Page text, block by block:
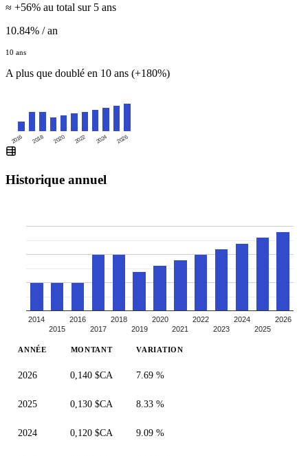
≈ +56% au total sur 5 ans
10.84% / an
10 ans
A plus que doublé en 10 ans (+180%)
2016 2018 2020 2022 2024 2026
Historique annuel
2014
2015
2016
2017
2018
2019
2020
2021
2022
2023
2024
2025
2026
ANNÉE MONTANT VARIATION
2026 0,140 $CA 7.69 %
2025 0,130 $CA 8.33 %
2024 0,120 $CA 9.09 %